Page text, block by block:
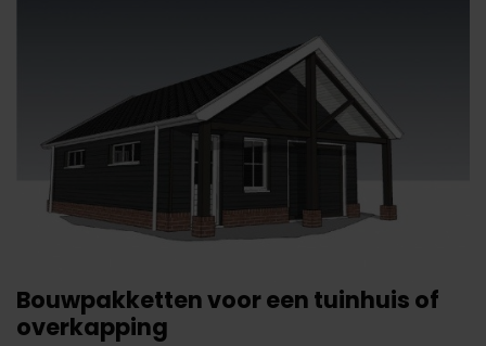
Bouwpakketten voor een tuinhuis of
overkapping